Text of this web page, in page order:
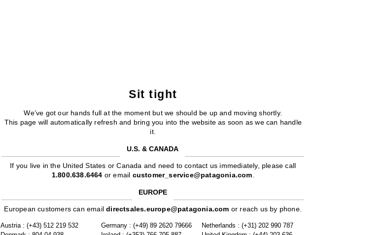
Sit tight
We’ve got our hands full at the moment but we should be up and moving shortly.
This page will automatically refresh and bring you into the website as soon as we can handle
it.
U.S. & CANADA
If you live in the United States or Canada and need to contact us immediately, please call
1.800.638.6464 or email customer_service@patagonia.com.
EUROPE
European customers can emaildirectsales.europe@patagonia.com or reach us by phone.
Austria : (+43) 512 219 532
Germany : (+49) 89 2620 79666
Netherlands : (+31) 202 990 787